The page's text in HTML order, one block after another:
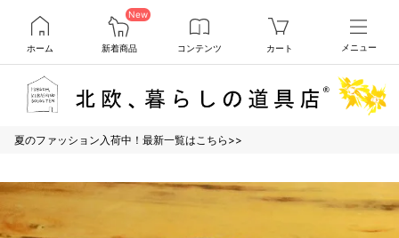
ホーム
New
新着商品 コンテンツ カート メニュー
夏のファッション入荷中！最新一覧はこちら>>